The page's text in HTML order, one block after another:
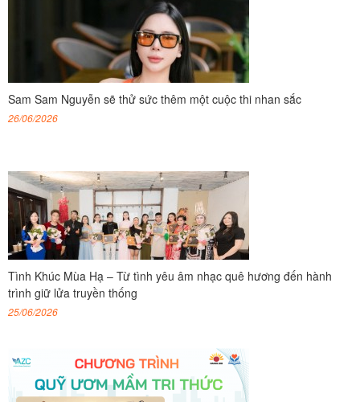
Sam Sam Nguyễn sẽ thử sức thêm một cuộc thi nhan sắc
26/06/2026
Tình Khúc Mùa Hạ – Từ tình yêu âm nhạc quê hương đến hành
trình giữ lửa truyền thống
25/06/2026